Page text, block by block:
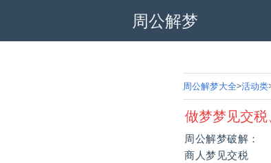
周公解梦
周公解梦大全 活动类
做梦梦见交
周公解梦破解：
商人梦见交税